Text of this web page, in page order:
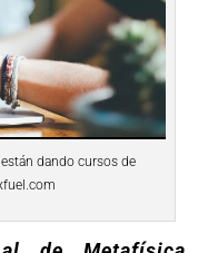
dando cursos de